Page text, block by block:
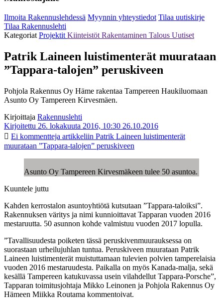
Ilmoita Rakennuslehdessä Myynnin yhteystiedot Tilaa uutiskirje
Tilaa Rakennuslehti
Kategoriat Projektit Kiinteistöt Rakentaminen Talous Uutiset
Patrik Laineen luistimenterät muurataan
”Tappara-talojen” peruskiveen
Pohjola Rakennus Oy Häme rakentaa Tampereen Haukiluomaan
Asunto Oy Tampereen Kirvesmäen.
Kirjoittaja Rakennuslehti
Kirjoitettu 26. lokakuuta 2016, 10:30 26.10.2016
Ei kommentteja artikkeliin Patrik Laineen luistimenterät
muurataan ”Tappara-talojen” peruskiveen
Asunto Oy Tampereen Kirvesmäkeen tulee 50 asuntoa.
Kuuntele juttu
Kahden kerrostalon asuntoyhtiötä kutsutaan ”Tappara-taloiksi”.
Rakennuksen väritys ja nimi kunnioittavat Tapparan vuoden 2016
mestaruutta. 50 asunnon kohde valmistuu vuoden 2017 lopulla.
”Tavallisuudesta poiketen tässä peruskivenmuurauksessa on
suorastaan urheilujuhlan tuntua. Peruskiveen muurataan Patrik
Laineen luistimenterät muistuttamaan tulevien polvien tamperelaisia
vuoden 2016 mestaruudesta. Paikalla on myös Kanada-malja, sekä
kesällä Tampereen katukuvassa usein vilahdellut Tappara-Porsche”,
Tapparan toimitusjohtaja Mikko Leinonen ja Pohjola Rakennus Oy
Hämeen Miikka Routama kommentoivat.